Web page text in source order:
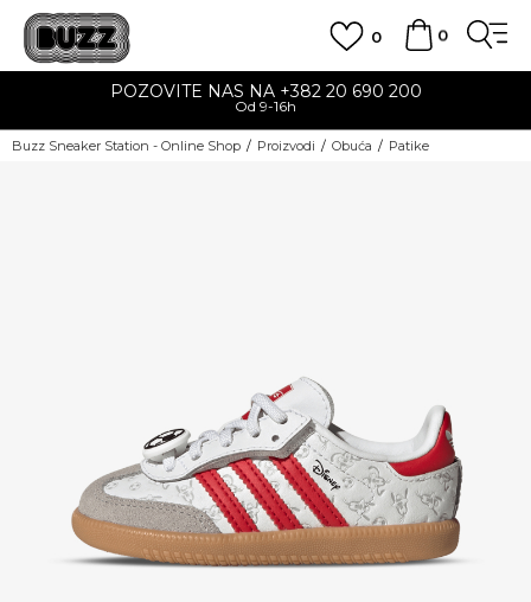
0
0
POZOVITE NAS NA +382 20 690 200
Od 9-16h
Buzz Sneaker Station - Online Shop Proizvodi Obuća Patike